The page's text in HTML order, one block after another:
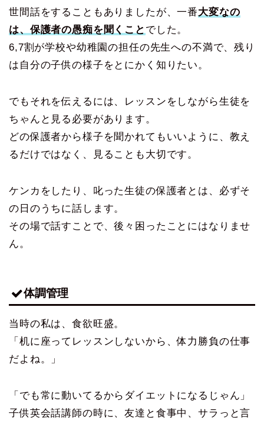
世間話をすることもありましたが、一番大変なの
は、保護者の愚痴を聞くこと でした。
6,7割が学校や幼稚園の担任の先生への不満で、残り
は自分の子供の様子をとにかく知りたい。
でもそれを伝えるには、レッスンをしながら生徒を
ちゃんと見る必要があります。
どの保護者から様子を聞かれてもいいように、教え
るだけではなく、見ることも大切です。
ケンカをしたり、叱った生徒の保護者とは、必ずそ
の日のうちに話します。
その場で話すことで、後々困ったことにはなりませ
ん。
体調管理
当時の私は、食欲旺盛。
「机に座ってレッスンしないから、体力勝負の仕事
だよね。」
「でも常に動いてるからダイエットになるじゃん」
子供英会話講師の時に、友達と食事中、サラっと言